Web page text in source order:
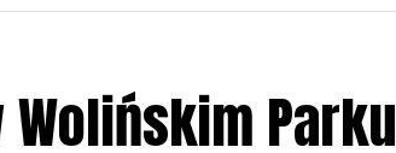
Wolińskim Parku